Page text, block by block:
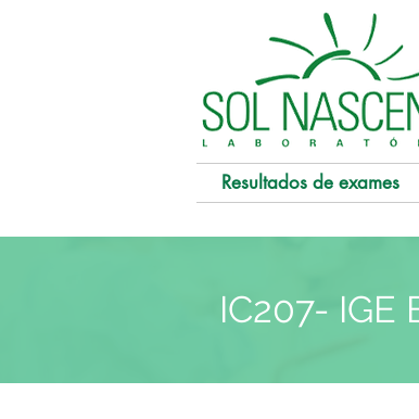
Resultados de exames
IC207- IGE